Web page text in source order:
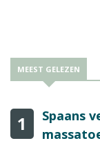
MEEST GELEZEN
1
Spaans